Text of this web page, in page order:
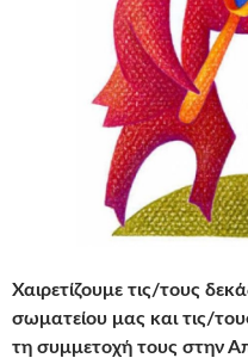
Χαιρετίζουμε τις/τους
σωματείου μας και τις/
τη συμμετοχή τους στην